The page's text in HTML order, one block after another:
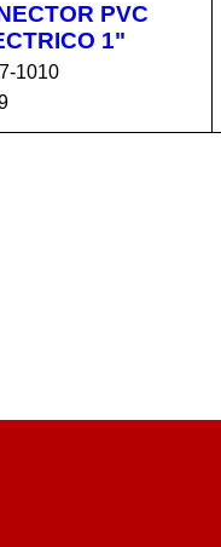
PVC
1"
1010
AL CA
VISTA